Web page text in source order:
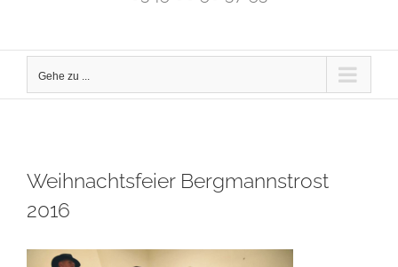
Gehe zu ...
Weihnachtsfeier Bergmannstrost
2016